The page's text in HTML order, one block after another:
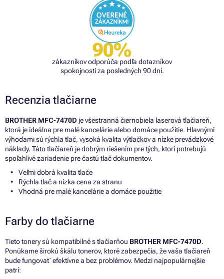
90%
zákazníkov odporúča podľa dotazníkov
spokojnosti za posledných 90 dní.
Recenzia tlačiarne
BROTHER MFC-7470D je všestranná čiernobiela laserová tlačiareň,
ktorá je ideálna pre malé kancelárie alebo domáce použitie. Hlavnými
výhodami sú rýchla tlač, vysoká kvalita výtlačkov a nízke prevádzkové
náklady. Táto tlačiareň je dobrým riešením pre tých, ktorí potrebujú
spoľahlivé zariadenie pre častú tlač dokumentov.
Veľmi dobrá kvalita tlače
Rýchla tlač a nízka cena za stranu
Vhodná pre malé kancelárie a domáce použitie
Farby do tlačiarne
Tieto tonery sú kompatibilné s tlačiarňou BROTHER MFC-7470D.
Ponúkame širokú škálu tonerov, ktoré zabezpečia, že vaša tlačiareň
bude fungovať efektívne a bez problémov. Medzi najpopulárnejšie
patrí: